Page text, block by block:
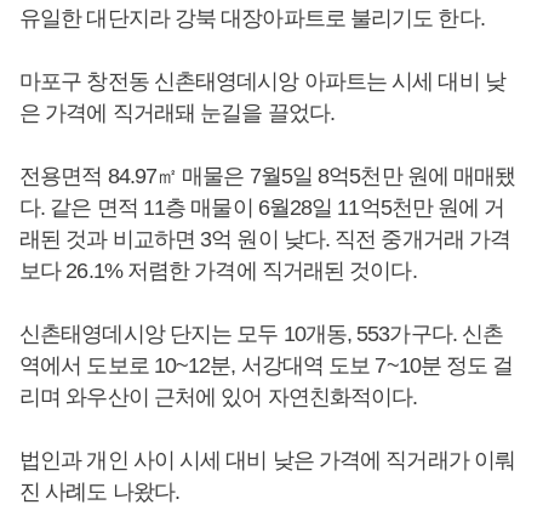
유일한 대단지라 강북 대장아파트로 불리기도 한다.
마포구 창전동 신촌태영데시앙 아파트는 시세 대비 낮
은 가격에 직거래돼 눈길을 끌었다.
전용면적 84.97㎡ 매물은 7월5일 8억5천만 원에 매매됐
다. 같은 면적 11층 매물이 6월28일 11억5천만 원에 거
래된 것과 비교하면 3억 원이 낮다. 직전 중개거래 가격
보다 26.1% 저렴한 가격에 직거래된 것이다.
신촌태영데시앙 단지는 모두 10개동, 553가구다. 신촌
역에서 도보로 10~12분, 서강대역 도보 7~10분 정도 걸
리며 와우산이 근처에 있어 자연친화적이다.
법인과 개인 사이 시세 대비 낮은 가격에 직거래가 이뤄
진 사례도 나왔다.